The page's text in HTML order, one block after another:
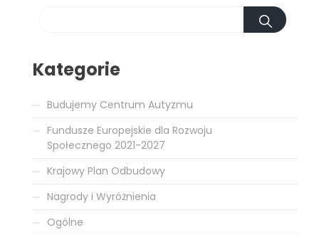
Kategorie
Budujemy Centrum Autyzmu
Fundusze Europejskie dla Rozwoju
Społecznego 2021-2027
Krajowy Plan Odbudowy
Nagrody i Wyróżnienia
Ogólne